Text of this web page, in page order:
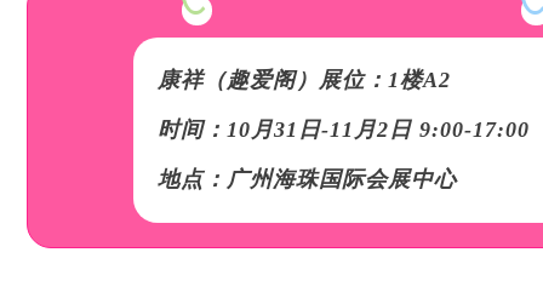
康祥（趣爱阁）展位：1楼A2
时间：10月31日-11月2日 9:00-17:00
地点：广州海珠国际会展中心